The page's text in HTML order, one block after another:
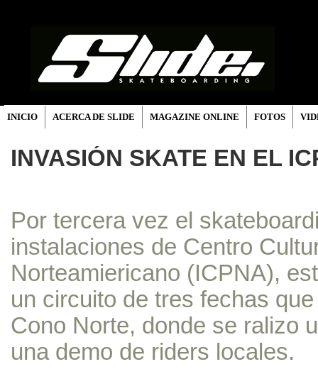
INICIO ACERCA DE SLIDE MAGAZINE ONLINE FOTOS
INVASIÓN SKATE EN EL
Por tercera vez el
instalaciones de Centro
Norteamiericano (ICPNA),
un circuito de tres fechas
Cono Norte, donde se ralizo
una demo de riders locales.